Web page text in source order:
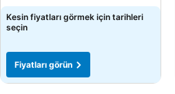
Kesin fiyatları görmek için tarihleri
seçin
Fiyatları görün